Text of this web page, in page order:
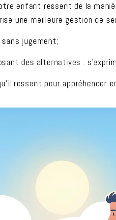
enfant ressent de la
une meilleure gestion de
jugement;
des alternatives :
ressent pour appréhender